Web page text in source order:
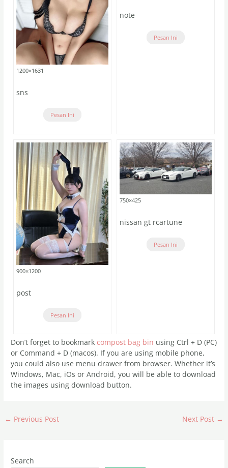
1200×1631
sns
Pesan Ini
note
Pesan Ini
900×1200
post
Pesan Ini
750×425
nissan gt rcartune
Pesan Ini
Don’t forget to bookmark compost bag bin using Ctrl + D (PC)
or Command + D (macos). If you are using mobile phone,
you could also use menu drawer from browser. Whether it’s
Windows, Mac, iOs or Android, you will be able to download
the images using download button.
← Previous Post Next Post →
Search